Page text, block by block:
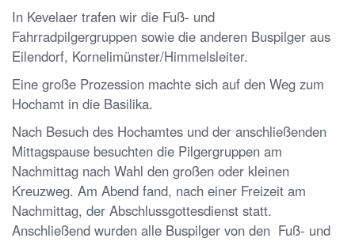
In Kevelaer trafen wir die Fuß- und
Fahrradpilgergruppen sowie die anderen Buspilger aus
Eilendorf, Kornelimünster/Himmelsleiter.
Eine große Prozession machte sich auf den Weg zum
Hochamt in die Basilika.
Nach Besuch des Hochamtes und der anschließenden
Mittagspause besuchten die Pilgergruppen am
Nachmittag nach Wahl den großen oder kleinen
Kreuzweg. Am Abend fand, nach einer Freizeit am
Nachmittag, der Abschlussgottesdienst statt.
Anschließend wurden alle Buspilger von den Fuß- und